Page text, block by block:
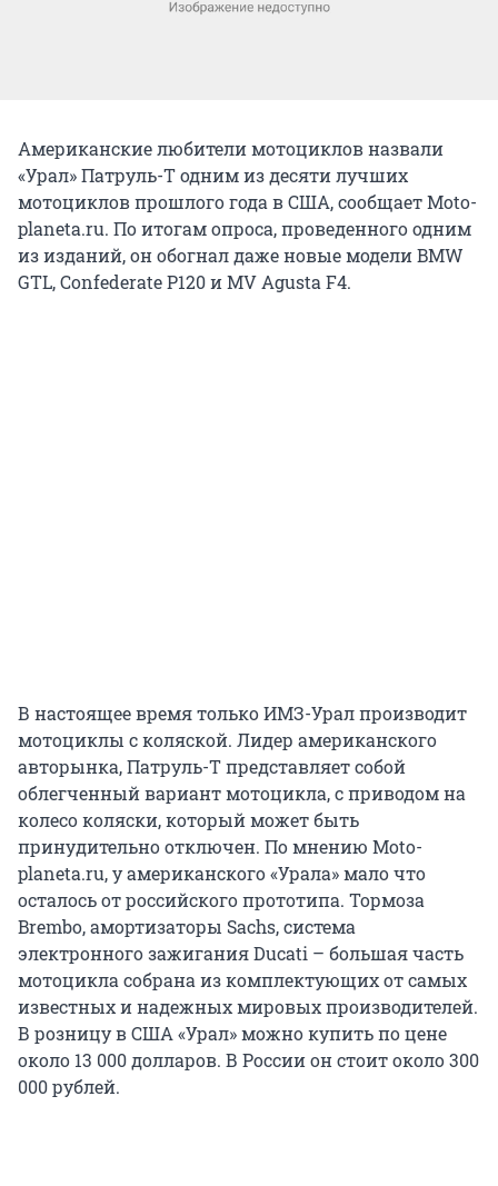
Американские любители мотоциклов назвали
«Урал» Патруль-Т одним из десяти лучших
мотоциклов прошлого года в США, сообщает Moto-
planeta.ru. По итогам опроса, проведенного одним
из изданий, он обогнал даже новые модели BMW
GTL, Confederate P120 и MV Agusta F4.
В настоящее время только ИМЗ-Урал производит
мотоциклы с коляской. Лидер американского
авторынка, Патруль-Т представляет собой
облегченный вариант мотоцикла, с приводом на
колесо коляски, который может быть
принудительно отключен. По мнению Moto-
planeta.ru, у американского «Урала» мало что
осталось от российского прототипа. Тормоза
Brembo, амортизаторы Sachs, система
электронного зажигания Ducati – большая часть
мотоцикла собрана из комплектующих от самых
известных и надежных мировых производителей.
В розницу в США «Урал» можно купить по цене
около 13 000 долларов. В России он стоит около 300
000 рублей.